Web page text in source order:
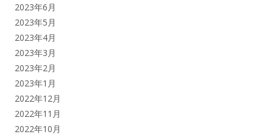
2023年6月
2023年5月
2023年4月
2023年3月
2023年2月
2023年1月
2022年12月
2022年11月
2022年10月